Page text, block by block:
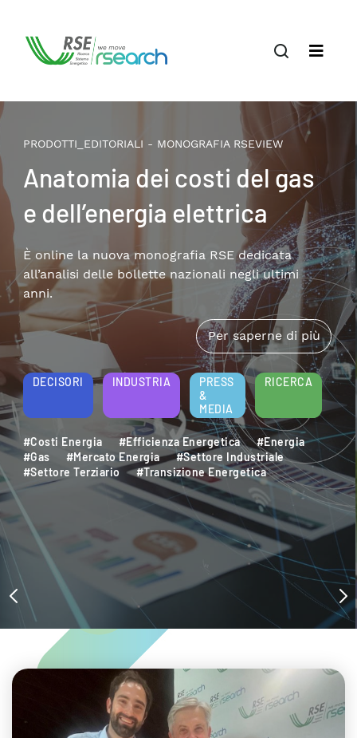
PRODOTTI_EDITORIALI - MONOGRAFIA RSEVIEW
Il terziario privato nella
transizione energetica:
patrimonio edilizio,
consumi e soluzioni
Disponibile online la nuova monografia RSE che
approfondisce i temi della riqualificazione
energetica e della sostenibilità aziendale.
Per saperne di più
DECISORI INDUSTRIA
PRESS
&
MEDIA
RICERCA
#Decarbonizzazione
#Efficienza Energetica
#Settore Industriale
#Settore Terziario
#Sostenibilità Ambientale
#Sviluppo Sostenibile
#Transizione Energetica